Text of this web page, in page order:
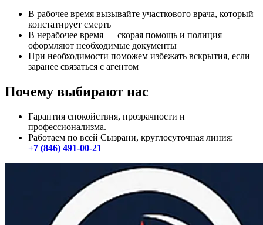
В рабочее время вызывайте участкового врача, который
констатирует смерть
В нерабочее время — скорая помощь и полиция
оформляют необходимые документы
При необходимости поможем избежать вскрытия, если
заранее связаться с агентом
Почему выбирают нас
Гарантия спокойствия, прозрачности и
профессионализма.
Работаем по всей Сызрани, круглосуточная линия:
+7 (846) 491-00-21